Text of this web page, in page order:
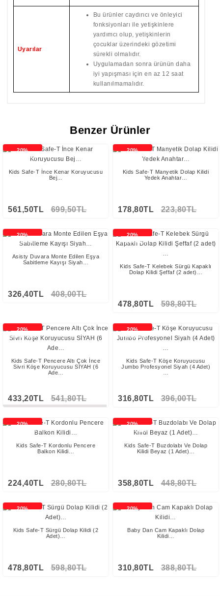
Uyarılar
Bu ürünler caydırıcı ve önleyici
fonksiyonları ile yetişkinlere
yardımcı olup, yetişkinlerin
çocuklar üzerindeki gözetimi
sürekli olmalıdır.
Uygulamadan sonra ürünün daha
iyi yapışması için en az 12 saat
kullanılmamalıdır.
Benzer Ürünler
20%
İNDİRİMLİ
Kids Safe-T İnce Kenar Koruyucusu
Bej…
561,50TL 699,50TL
20%
İNDİRİMLİ
Kids Safe-T Manyetik Dolap Kilidi
Yedek Anahtar…
178,80TL 223,80TL
20%
İNDİRİMLİ
Asisty Duvara Monte Edilen Eşya
Sabitleme Kayışı Siyah…
326,40TL 408,00TL
20%
İNDİRİMLİ
Kids Safe-T Kelebek Sürgü Kapaklı
Dolap Kilidi Şeffaf (2 adet)…
478,80TL 598,80TL
20%
İNDİRİMLİ
Kids Safe-T Pencere Altı Çok İnce
Sivri Köşe Koruyucusu SİYAH (6
Ade…
433,20TL 541,80TL
20%
İNDİRİMLİ
Kids Safe-T Köşe Koruyucusu
Jumbo Profesyonel Siyah (4 Adet)
316,80TL 396,00TL
20%
İNDİRİMLİ
Kids Safe-T Kordonlu Pencere
Balkon Kilidi…
224,40TL 280,80TL
20%
İNDİRİMLİ
Kids Safe-T Buzdolabı Ve Dolap
Kilidi Beyaz (1 Adet)…
358,80TL 448,80TL
20%
Kids Safe-T Sürgü Dolap Kilidi (2
Adet)…
478,80TL 598,80TL
20%
Baby Dan Cam Kapaklı Dolap
Kilidi…
310,80TL 388,80TL